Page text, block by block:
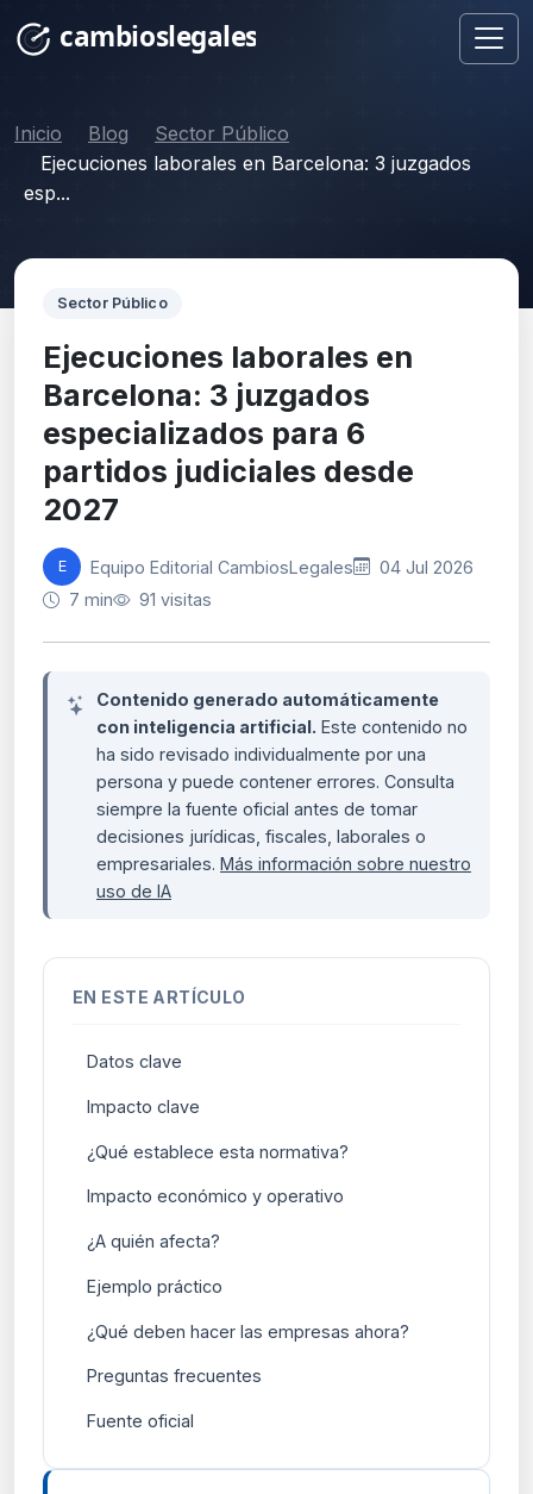
Inicio Blog
Sector Público
Ejecuciones laborales en Barcelona: 3 juzgados
esp...
Sector Público
Ejecuciones laborales en
Barcelona: 3 juzgados
especializados para 6
partidos judiciales desde
2027
E Equipo Editorial CambiosLegales
04 Jul 2026
7 min
91 visitas
Contenido generado automáticamente
con inteligencia artificial. Este contenido no
ha sido revisado individualmente por una
persona y puede contener errores. Consulta
siempre la fuente oficial antes de tomar
decisiones jurídicas, fiscales, laborales o
empresariales. Más información sobre nuestro
uso de IA
EN ESTE ARTÍCULO
Datos clave
Impacto clave
¿Qué establece esta normativa?
Impacto económico y operativo
¿A quién afecta?
Ejemplo práctico
¿Qué deben hacer las empresas ahora?
Preguntas frecuentes
Fuente oficial